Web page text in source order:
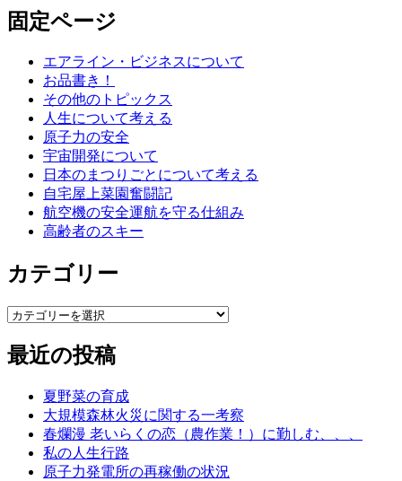
シ
対
象:
固定ページ
エアライン・ビジネスについて
お品書き！
その他のトピックス
人生について考える
原子力の安全
宇宙開発について
日本のまつりごとについて考える
自宅屋上菜園奮闘記
航空機の安全運航を守る仕組み
高齢者のスキー
カテゴリー
カ
ゴ
リ
最近の投稿
夏野菜の育成
大規模森林火災に関する一考察
春爛漫 老いらくの恋（農作業！）に勤しむ、、、
私の人生行路
原子力発電所の再稼働の状況